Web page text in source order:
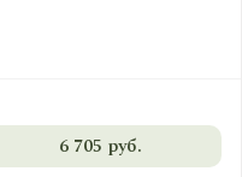
6 705 руб.